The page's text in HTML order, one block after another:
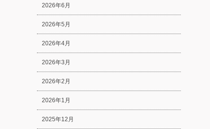
2026年6月
2026年5月
2026年4月
2026年3月
2026年2月
2026年1月
2025年12月